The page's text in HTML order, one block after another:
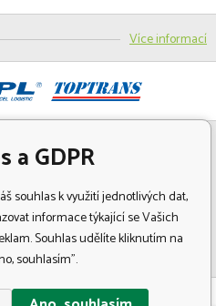
Více informací
prodej podlahových krytin.
a GDPR
souhlas k využití jednotlivých dat,
informace týkající se Vašich
Souhlas udělíte kliknutím na
souhlasím".